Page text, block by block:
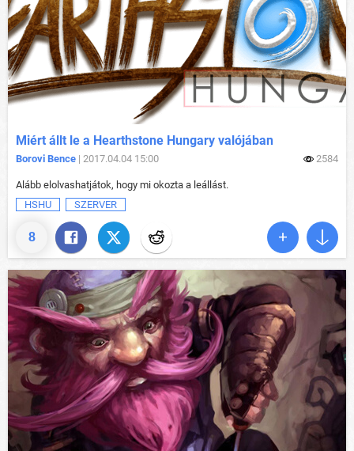
8
Miért állt le a Hearthstone Hungary valójában
Borovi Bence | 2017.04.04 15:00 2584
Alább elolvashatjátok, hogy mi okozta a leállást.
HSHU
SZERVER